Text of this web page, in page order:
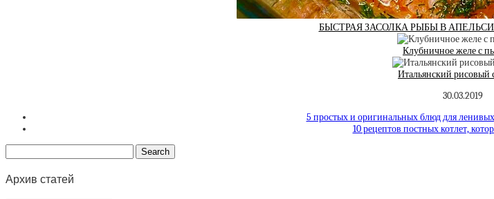
БЫСТРАЯ ЗАСОЛКА РЫБЫ В
Клубничное желе с
Итальянский рисовый
30.03.2019
5 простых и оригинальных блюд для
10 рецептов постных котлет,
Архив статей